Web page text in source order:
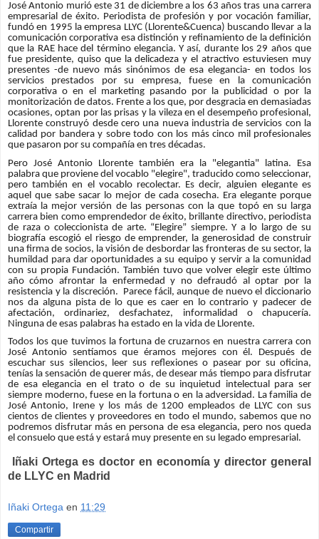
José Antonio murió este 31 de diciembre a los 63 años tras una carrera
empresarial de éxito. Periodista de profesión y por vocación familiar,
fundó en 1995 la empresa LLYC (Llorente&Cuenca) buscando llevar a la
comunicación corporativa esa distinción y refinamiento de la definición
que la RAE hace del término elegancia. Y así, durante los 29 años que
fue presidente, quiso que la delicadeza y el atractivo estuviesen muy
presentes -de nuevo más sinónimos de esa elegancia- en todos los
servicios prestados por su empresa, fuese en la comunicación
corporativa o en el marketing pasando por la publicidad o por la
monitorización de datos. Frente a los que, por desgracia en demasiadas
ocasiones, optan por las prisas y la vileza en el desempeño profesional,
Llorente construyó desde cero una nueva industria de servicios con la
calidad por bandera y sobre todo con los más cinco mil profesionales
que pasaron por su compañía en tres décadas.
Pero José Antonio Llorente también era la "elegantia" latina. Esa
palabra que proviene del vocablo "elegire", traducido como seleccionar,
pero también en el vocablo recolectar. Es decir, alguien elegante es
aquel que sabe sacar lo mejor de cada cosecha. Era elegante porque
extraía la mejor versión de las personas con la que topó en su larga
carrera bien como emprendedor de éxito, brillante directivo, periodista
de raza o coleccionista de arte. “Elegire” siempre. Y a lo largo de su
biografía escogió el riesgo de emprender, la generosidad de construir
una firma de socios, la visión de desbordar las fronteras de su sector, la
humildad para dar oportunidades a su equipo y servir a la comunidad
con su propia Fundación. También tuvo que volver elegir este último
año cómo afrontar la enfermedad y no defraudó al optar por la
resistencia y la discreción. Parece fácil, aunque de nuevo el diccionario
nos da alguna pista de lo que es caer en lo contrario y padecer de
afectación, ordinariez, desfachatez, informalidad o chapucería.
Ninguna de esas palabras ha estado en la vida de Llorente.
Todos los que tuvimos la fortuna de cruzarnos en nuestra carrera con
José Antonio sentíamos que éramos mejores con él. Después de
escuchar sus silencios, leer sus reflexiones o pasear por su oficina,
tenías la sensación de querer más, de desear más tiempo para disfrutar
de esa elegancia en el trato o de su inquietud intelectual para ser
siempre moderno, fuese en la fortuna o en la adversidad. La familia de
José Antonio, Irene y los más de 1200 empleados de LLYC con sus
cientos de clientes y proveedores en todo el mundo, sabemos que no
podremos disfrutar más en persona de esa elegancia, pero nos queda
el consuelo que está y estará muy presente en su legado empresarial.
Iñaki Ortega es doctor en economía y director general
de LLYC en Madrid
Iñaki Ortega en 11:29
Compartir